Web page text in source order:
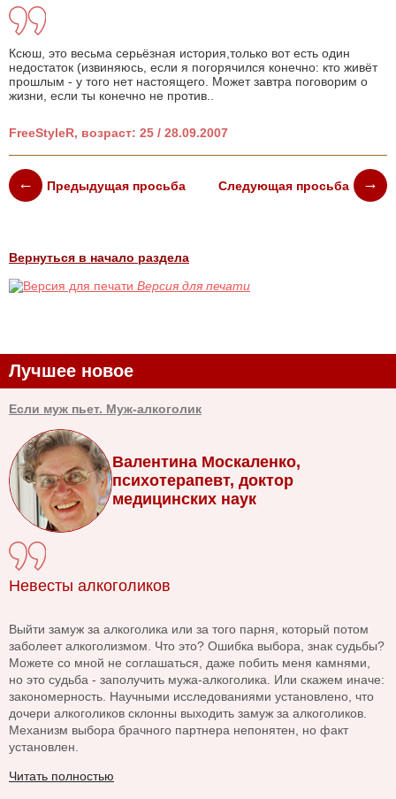
Ксюш, это весьма серьёзная история,только вот есть один
недостаток (извиняюсь, если я погорячился конечно: кто живёт
прошлым - у того нет настоящего. Может завтра поговорим о
жизни, если ты конечно не против..
FreeStyleR, возраст: 25 / 28.09.2007
Предыдущая просьба Следующая просьба
Вернуться в начало раздела
Версия для печати
Лучшее новое
Если муж пьет. Муж-алкоголик
Валентина Москаленко,
психотерапевт, доктор
медицинских наук
Невесты алкоголиков
Выйти замуж за алкоголика или за того парня, который потом
заболеет алкоголизмом. Что это? Ошибка выбора, знак судьбы?
Можете со мной не соглашаться, даже побить меня камнями,
но это судьба - заполучить мужа-алкоголика. Или скажем иначе:
закономерность. Научными исследованиями установлено, что
дочери алкоголиков склонны выходить замуж за алкоголиков.
Механизм выбора брачного партнера непонятен, но факт
установлен.
Читать полностью